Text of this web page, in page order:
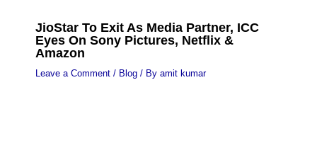
JioStar To Exit As Media Partner, ICC
Eyes On Sony Pictures, Netflix &
Amazon
Leave a Comment / Blog/ By amit kumar